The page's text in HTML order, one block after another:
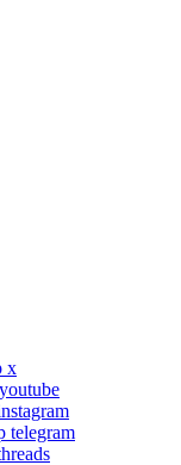
x
telegram